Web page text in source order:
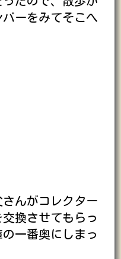
ーをみてそこへ
んがコレクター
換させてもらっ
一番奥にしまっ